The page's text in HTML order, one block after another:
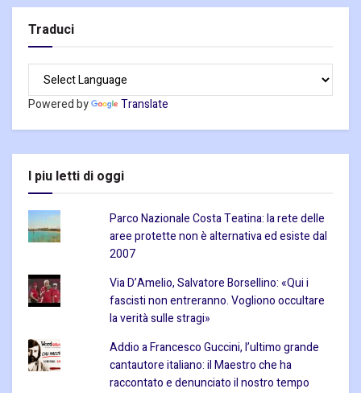
Traduci
Powered by Translate
I piu letti di oggi
Parco Nazionale Costa Teatina: la rete delle
aree protette non è alternativa ed esiste dal
2007
Via D’Amelio, Salvatore Borsellino: «Qui i
fascisti non entreranno. Vogliono occultare
la verità sulle stragi»
Addio a Francesco Guccini, l’ultimo grande
cantautore italiano: il Maestro che ha
raccontato e denunciato il nostro tempo